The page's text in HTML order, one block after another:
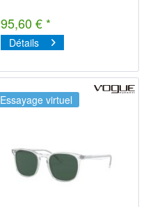
95,60 € *
Détails
Essayage virtuel